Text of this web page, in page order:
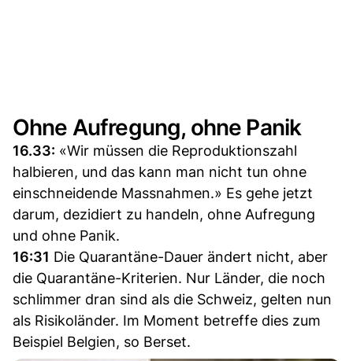
Ohne Aufregung, ohne Panik
16.33: «Wir müssen die Reproduktionszahl
halbieren, und das kann man nicht tun ohne
einschneidende Massnahmen.» Es gehe jetzt
darum, dezidiert zu handeln, ohne Aufregung
und ohne Panik.
16:31 Die Quarantäne-Dauer ändert nicht, aber
die Quarantäne-Kriterien. Nur Länder, die noch
schlimmer dran sind als die Schweiz, gelten nun
als Risikoländer. Im Moment betreffe dies zum
Beispiel Belgien, so Berset.